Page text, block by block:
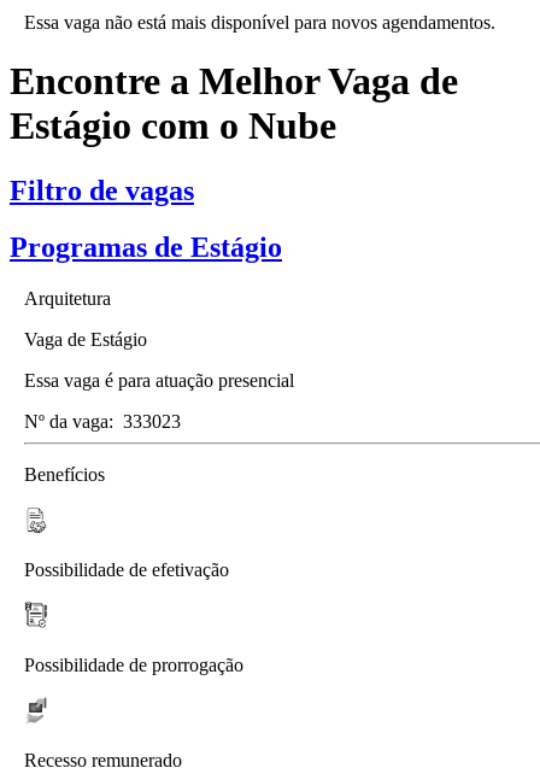
Essa vaga não está mais disponível para novos agendamentos.
Encontre a Melhor Vaga de
Estágio com o Nube
Filtro de vagas
Programas de Estágio
Arquitetura
Vaga de Estágio
Essa vaga é para atuação presencial
Nº da vaga: 333023
Benefícios
Possibilidade de efetivação
Possibilidade de prorrogação
Recesso remunerado